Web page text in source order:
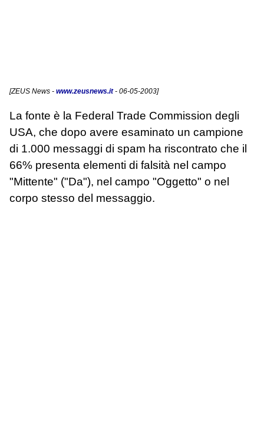
[ZEUS News - www.zeusnews.it- 06-05-2003]
La fonte è la Federal Trade Commission degli
USA, che dopo avere esaminato un campione
di 1.000 messaggi di spam ha riscontrato che il
66% presenta elementi di falsità nel campo
"Mittente" ("Da"), nel campo "Oggetto" o nel
corpo stesso del messaggio.